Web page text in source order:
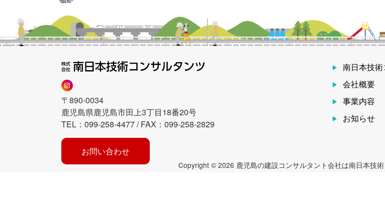
〒890-0034
鹿児島県鹿児島市田上3丁目18番20号
TEL：099-258-4477 / FAX：099-258-2829
お問い合わせ
南日本技
会社概要
事業内容
お知らせ
Copyright © 2026 鹿児島の建設コンサルタント会社は南日本技